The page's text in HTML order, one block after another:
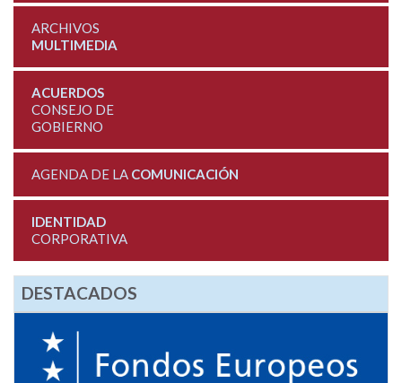
ARCHIVOS
MULTIMEDIA
ACUERDOS
CONSEJO DE
GOBIERNO
AGENDA DE LA COMUNICACIÓN
IDENTIDAD
CORPORATIVA
DESTACADOS